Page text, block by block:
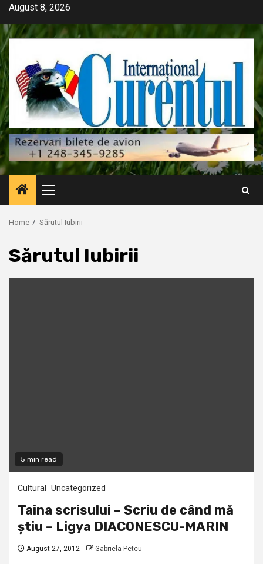
Skip
content
August 8, 2026
Primary
Menu
Home Sărutul Iubirii
Sărutul Iubirii
5 min read
Cultural Uncategorized
Taina scrisului – Scriu de când mă
știu – Ligya DIACONESCU-MARIN
August 27, 2012 Gabriela Petcu